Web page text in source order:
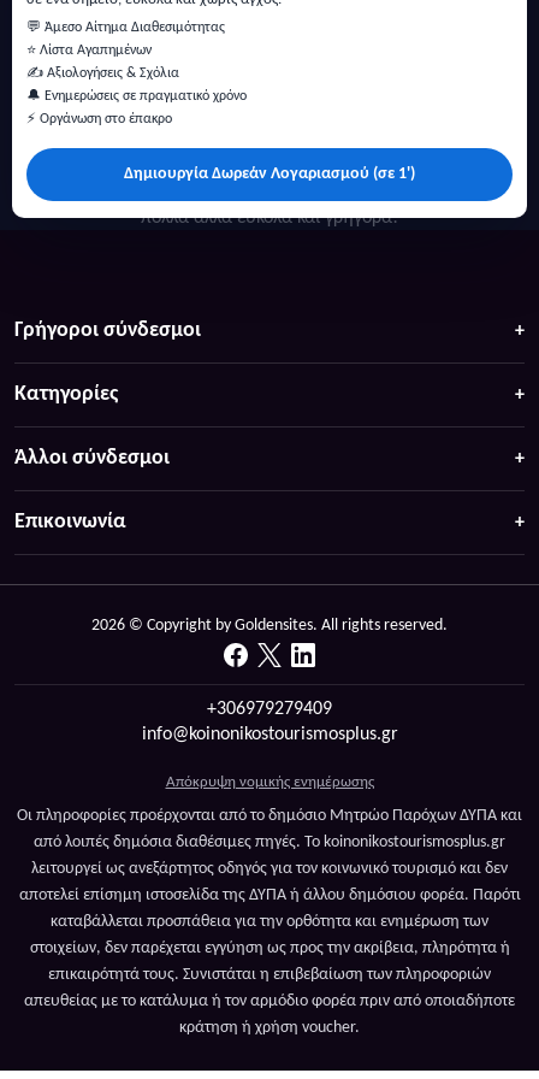
💬 Άμεσο Αίτημα Διαθεσιμότητας
⭐ Λίστα Αγαπημένων
✍️ Αξιολογήσεις & Σχόλια
🔔 Ενημερώσεις σε πραγματικό χρόνο
⚡ Οργάνωση στο έπακρο
Δημιουργία Δωρεάν Λογαριασμού (σε 1')
πολλά άλλα ευκολα και γρήγορα!
Γρήγοροι σύνδεσμοι
Κατηγορίες
Άλλοι σύνδεσμοι
Επικοινωνία
2026 © Copyright by Goldensites. All rights reserved.
+306979279409
info@koinonikostourismosplus.gr
Απόκρυψη νομικής ενημέρωσης
Οι πληροφορίες προέρχονται από το δημόσιο Μητρώο Παρόχων ΔΥΠΑ και
από λοιπές δημόσια διαθέσιμες πηγές. Το koinonikostourismosplus.gr
λειτουργεί ως ανεξάρτητος οδηγός για τον κοινωνικό τουρισμό και δεν
αποτελεί επίσημη ιστοσελίδα της ΔΥΠΑ ή άλλου δημόσιου φορέα. Παρότι
καταβάλλεται προσπάθεια για την ορθότητα και ενημέρωση των
στοιχείων, δεν παρέχεται εγγύηση ως προς την ακρίβεια, πληρότητα ή
επικαιρότητά τους. Συνιστάται η επιβεβαίωση των πληροφοριών
απευθείας με το κατάλυμα ή τον αρμόδιο φορέα πριν από οποιαδήποτε
κράτηση ή χρήση voucher.